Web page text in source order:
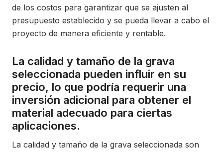
de los costos para garantizar que se ajusten al
presupuesto establecido y se pueda llevar a cabo el
proyecto de manera eficiente y rentable.
La calidad y tamaño de la grava
seleccionada pueden influir en su
precio, lo que podría requerir una
inversión adicional para obtener el
material adecuado para ciertas
aplicaciones.
La calidad y tamaño de la grava seleccionada son